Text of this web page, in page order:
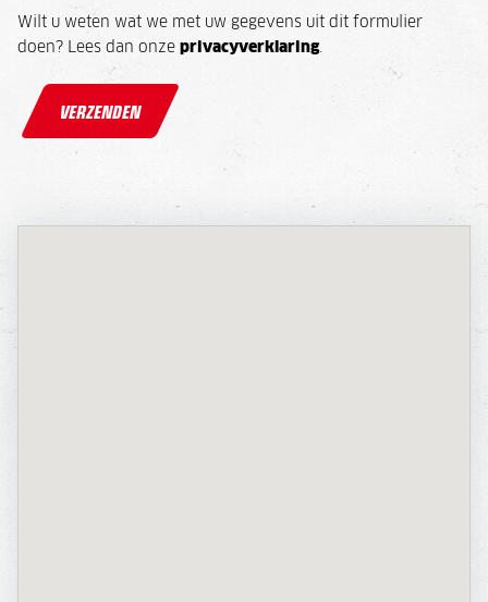
Wilt u weten wat we met uw gegevens uit dit formulier
doen? Lees dan onze privacyverklaring.
VERZENDEN